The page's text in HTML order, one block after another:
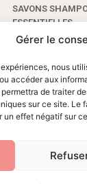
Gérer le
nous
accéder aux
de traiter
sur ce site. Le
un effet négatif sur
SAVONS
ESSENTIELLES
SAVONS
SAVONS VISAGE
ESSENTIELLES
SAVONS VISAGE
ESSENTIELLE